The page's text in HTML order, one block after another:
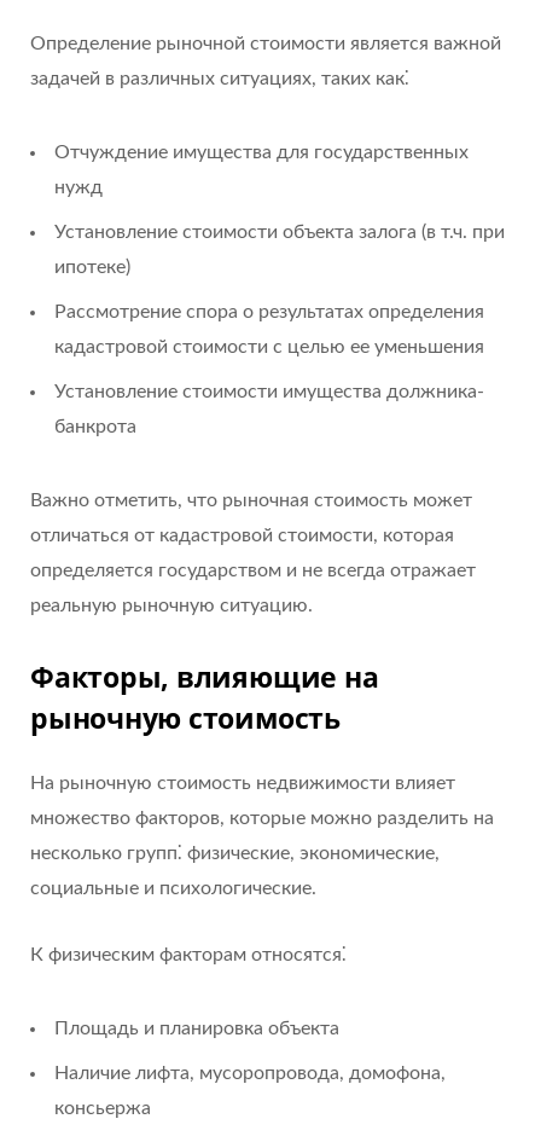
Определение рыночной стоимости является важной
задачей в различных ситуациях, таких как⁚
Отчуждение имущества для государственных
нужд
Установление стоимости объекта залога (в т.ч. при
ипотеке)
Рассмотрение спора о результатах определения
кадастровой стоимости с целью ее уменьшения
Установление стоимости имущества должника-
банкрота
Важно отметить, что рыночная стоимость может
отличаться от кадастровой стоимости, которая
определяется государством и не всегда отражает
реальную рыночную ситуацию.
Факторы, влияющие на
рыночную стоимость
На рыночную стоимость недвижимости влияет
множество факторов, которые можно разделить на
несколько групп⁚ физические, экономические,
социальные и психологические.
К физическим факторам относятся⁚
Площадь и планировка объекта
Наличие лифта, мусоропровода, домофона,
консьержа